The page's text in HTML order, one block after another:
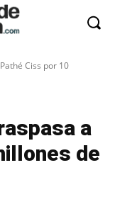
Ciss por 10
a
de